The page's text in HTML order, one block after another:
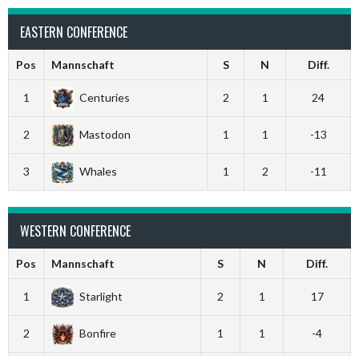
EASTERN CONFERENCE
Pos Mannschaft S N Diff.
1 Centuries 2 1 24
2 Mastodon 1 1 -13
3 Whales 1 2 -11
WESTERN CONFERENCE
Pos Mannschaft S N Diff.
1 Starlight 2 1 17
2 Bonfire 1 1 -4